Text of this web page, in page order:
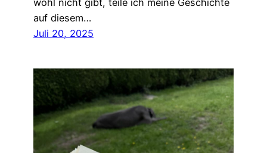
wohl nicht gibt, teile ich meine Geschichte
auf diesem…
Juli 20, 2025